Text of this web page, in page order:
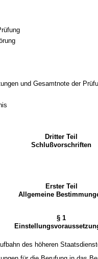
und Gesamtnote der
Dritter Teil
Schlußvorschriften
Erster Teil
Allgemeine
§ 1
des höheren